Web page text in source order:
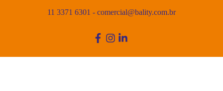
11 3371 6301 - comercial@bality.com.br